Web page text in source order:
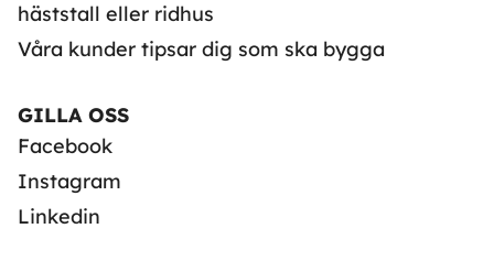
häststall eller ridhus
Våra kunder tipsar dig som ska bygga
GILLA OSS
Facebook
Instagram
Linkedin